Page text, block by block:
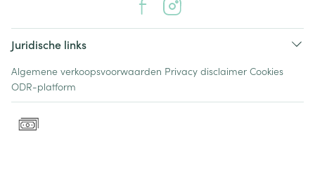
Juridische links
Algemene verkoopsvoorwaarden Privacy disclaimer Cookies
ODR-platform